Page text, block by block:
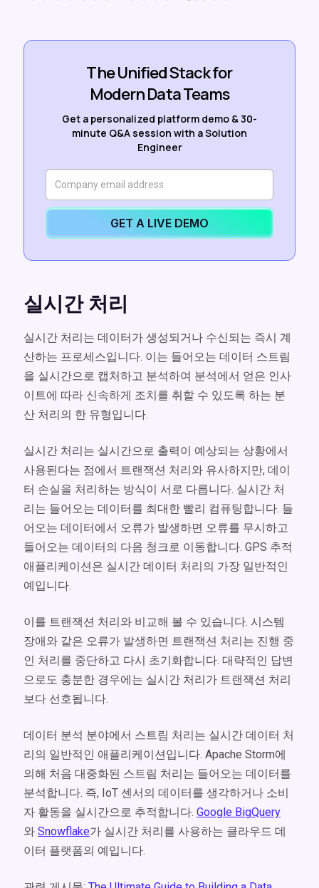
The Unified Stack for
Modern Data Teams
Get a personalized platform demo & 30-
minute Q&A session with a Solution
Engineer
GET A LIVE DEMO
실시간 처리
실시간 처리는 데이터가 생성되거나 수신되는 즉시 계
산하는 프로세스입니다. 이는 들어오는 데이터 스트림
을 실시간으로 캡처하고 분석하여 분석에서 얻은 인사
이트에 따라 신속하게 조치를 취할 수 있도록 하는 분
산 처리의 한 유형입니다.
실시간 처리는 실시간으로 출력이 예상되는 상황에서
사용된다는 점에서 트랜잭션 처리와 유사하지만, 데이
터 손실을 처리하는 방식이 서로 다릅니다. 실시간 처
리는 들어오는 데이터를 최대한 빨리 컴퓨팅합니다. 들
어오는 데이터에서 오류가 발생하면 오류를 무시하고
들어오는 데이터의 다음 청크로 이동합니다. GPS 추적
애플리케이션은 실시간 데이터 처리의 가장 일반적인
예입니다.
이를 트랜잭션 처리와 비교해 볼 수 있습니다. 시스템
장애와 같은 오류가 발생하면 트랜잭션 처리는 진행 중
인 처리를 중단하고 다시 초기화합니다. 대략적인 답변
으로도 충분한 경우에는 실시간 처리가 트랜잭션 처리
보다 선호됩니다.
데이터 분석 분야에서 스트림 처리는 실시간 데이터 처
리의 일반적인 애플리케이션입니다. Apache Storm에
의해 처음 대중화된 스트림 처리는 들어오는 데이터를
분석합니다. 즉, IoT 센서의 데이터를 생각하거나 소비
자 활동을 실시간으로 추적합니다. Google BigQuery
와 Snowflake가 실시간 처리를 사용하는 클라우드 데
이터 플랫폼의 예입니다.